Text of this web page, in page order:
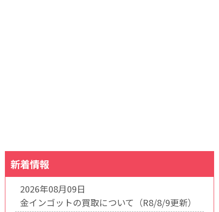
新着情報
2026年08月09日
金インゴットの買取について（R8/8/9更新）